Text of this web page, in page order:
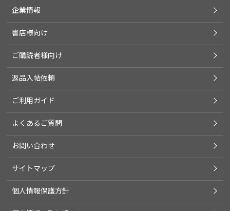
企業情報
書店様向け
ご購読者様向け
返品入帖依頼
ご利用ガイド
よくあるご質問
お問い合わせ
サイトマップ
個人情報保護方針